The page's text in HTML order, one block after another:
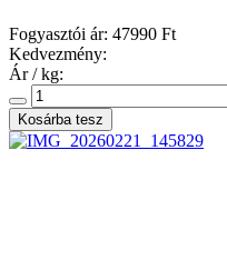
Fogyasztói ár: 47990 Ft
Kedvezmény:
Ár / kg: